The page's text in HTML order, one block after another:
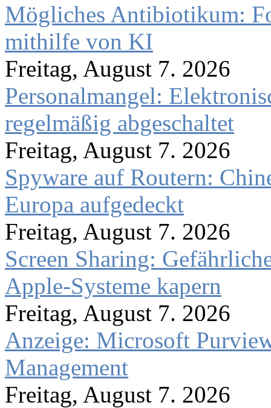
Mögliches Antibiotikum:
mithilfe von KI
Freitag, August 7. 2026
Personalmangel:
regelmäßig abgeschaltet
Freitag, August 7. 2026
Spyware auf Routern:
Europa aufgedeckt
Freitag, August 7. 2026
Screen Sharing:
Apple-Systeme kapern
Freitag, August 7. 2026
Anzeige: Microsoft
Management
Freitag, August 7. 2026